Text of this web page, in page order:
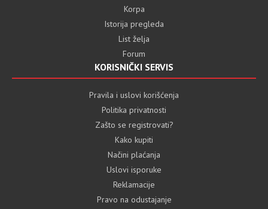
Korpa
Istorija pregleda
List želja
Forum
KORISNIČKI SERVIS
Pravila i uslovi korišćenja
Politika privatnosti
Zašto se registrovati?
Kako kupiti
Načini plaćanja
Uslovi isporuke
Reklamacije
Pravo na odustajanje